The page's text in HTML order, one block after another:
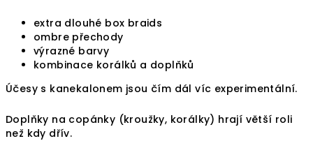
extra dlouhé box braids
ombre přechody
výrazné barvy
kombinace korálků a doplňků
Účesy s kanekalonem jsou čím dál víc experimentální.
Doplňky na copánky (kroužky, korálky) hrají větší roli
než kdy dřív.